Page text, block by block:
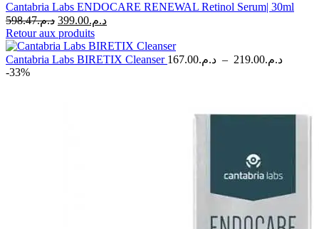
Cantabria Labs ENDOCARE RENEWAL Retinol Serum| 30ml
د.م.598.47
Le
prix
initial
était :
د.م.399.00
Le
actuel
est :
Retour aux produits
Cantabria Labs BIRETIX Cleanser د.م.167.00 – د.م.219.00
Plage
-33%